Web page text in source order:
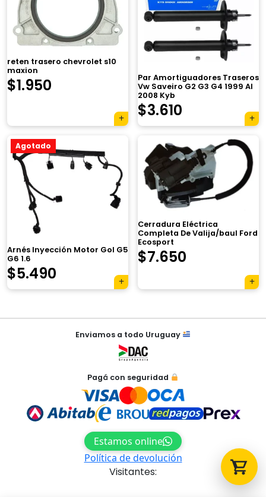
reten trasero chevrolet s10
maxion
$1.950
Par Amortiguadores Traseros
Vw Saveiro G2 G3 G4 1999 Al
2008 Kyb
El
precio
original
era:
$4.850.
$3.610
precio
actual
es:
$3.610.
Agotado
Arnés Inyección Motor Gol G5
G6 1.6
$5.490
Cerradura Eléctrica
Completa De Valija/baul Ford
Ecosport
$7.650
NavegaciónEnviamos a todo Uruguay
Pagá con seguridad
Estamos online
Política de devolución
Visitantes:
Tu carrito está vacío.
automáticamente.